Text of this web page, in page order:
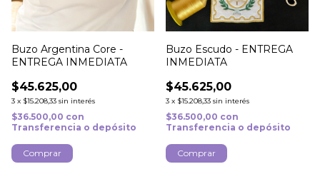
Buzo Argentina Core -
ENTREGA INMEDIATA
$45.625,00
3 x $15.208,33 sin interés
$36.500,00 con
Transferencia o depósito
Comprar
Buzo Escudo - ENTREGA
INMEDIATA
$45.625,00
3 x $15.208,33 sin interés
$36.500,00 con
Transferencia o depósito
Comprar